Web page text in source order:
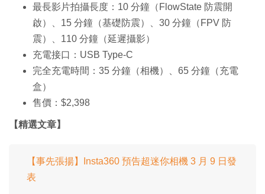
最長影片拍攝長度：10 分鐘（FlowState 防震開
啟）、15 分鐘（基礎防震）、30 分鐘（FPV 防
震）、110 分鐘（延遲攝影）
充電接口：USB Type-C
完全充電時間：35 分鐘（相機）、65 分鐘（充電
盒）
售價：$2,398
【精選文章】
【事先張揚】Insta360 預告超迷你相機 3 月 9 日發
表